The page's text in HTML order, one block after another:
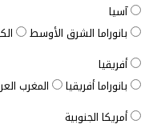
آسيا
بانوراما الشرق الأوسط
أفريقيا
بانوراما أفريقيا
المغرب
أمريكا الجنوبية